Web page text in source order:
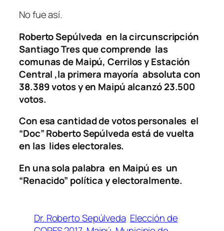
No fue así.
Roberto Sepúlveda en la circunscripción
Santiago Tres que comprende las
comunas de Maipú, Cerrilos y Estación
Central ,la primera mayoría absoluta con
38.389 votos y en Maipú alcanzó 23.500
votos.
Con esa cantidad de votos personales el
“Doc” Roberto Sepúlveda está de vuelta
en las lides electorales.
En una sola palabra en Maipú es un
“Renacido” política y electoralmente.
Dr. Roberto Sepúlveda Elección de